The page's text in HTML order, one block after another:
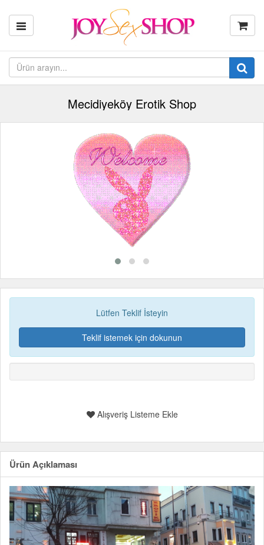
Mecidiyeköy Erotik Shop
Lütfen Teklif İsteyin
Teklif istemek için dokunun
Alışveriş Listeme Ekle
Ürün Açıklaması